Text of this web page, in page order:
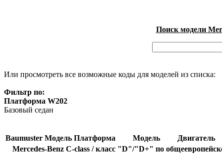
Поиск модели
Или просмотреть все возможные коды для моделей из списка:
Фильтр по:
Платформа W202
Базовый седан
Baumuster Модель Платформа Модель
Двигатель
Mercedes-Benz C-class / класс "D"/"D+" по